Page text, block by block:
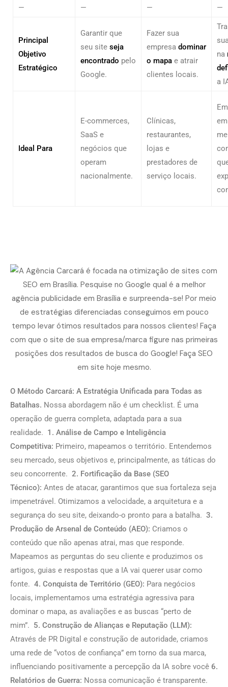
— — — —
Principal
Objetivo
Estratégico
Garantir que
seu site seja
encontrado pelo
Google.
Fazer sua
empresa dominar
o mapa e atrair
clientes locais.
na
a
Ideal Para
E-commerces,
SaaS e
negócios que
operam
nacionalmente.
Clínicas,
restaurantes,
lojas e
prestadores de
serviço locais.
em
O Método Carcará: A Estratégia Unificada para Todas as
Batalhas. Nossa abordagem não é um checklist. É uma
operação de guerra completa, adaptada para a sua
realidade. 1. Análise de Campo e Inteligência
Competitiva: Primeiro, mapeamos o território. Entendemos
seu mercado, seus objetivos e, principalmente, as táticas do
seu concorrente. 2. Fortificação da Base (SEO
Técnico): Antes de atacar, garantimos que sua fortaleza seja
impenetrável. Otimizamos a velocidade, a arquitetura e a
segurança do seu site, deixando-o pronto para a batalha. 3.
Produção de Arsenal de Conteúdo (AEO): Criamos o
conteúdo que não apenas atrai, mas que responde.
Mapeamos as perguntas do seu cliente e produzimos os
artigos, guias e respostas que a IA vai querer usar como
fonte. 4. Conquista de Território (GEO): Para negócios
locais, implementamos uma estratégia agressiva para
dominar o mapa, as avaliações e as buscas “perto de
mim”. 5. Construção de Alianças e Reputação (LLM):
Através de PR Digital e construção de autoridade, criamos
uma rede de “votos de confiança” em torno da sua marca,
influenciando positivamente a percepção da IA sobre você 6.
Relatórios de Guerra: Nossa comunicação é transparente.